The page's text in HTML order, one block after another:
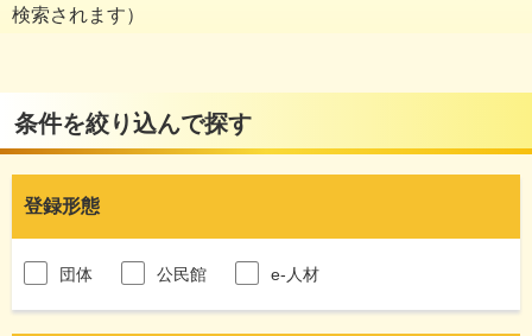
検索されます）
条件を絞り込んで探す
登録形態
団体 公民館 e-人材